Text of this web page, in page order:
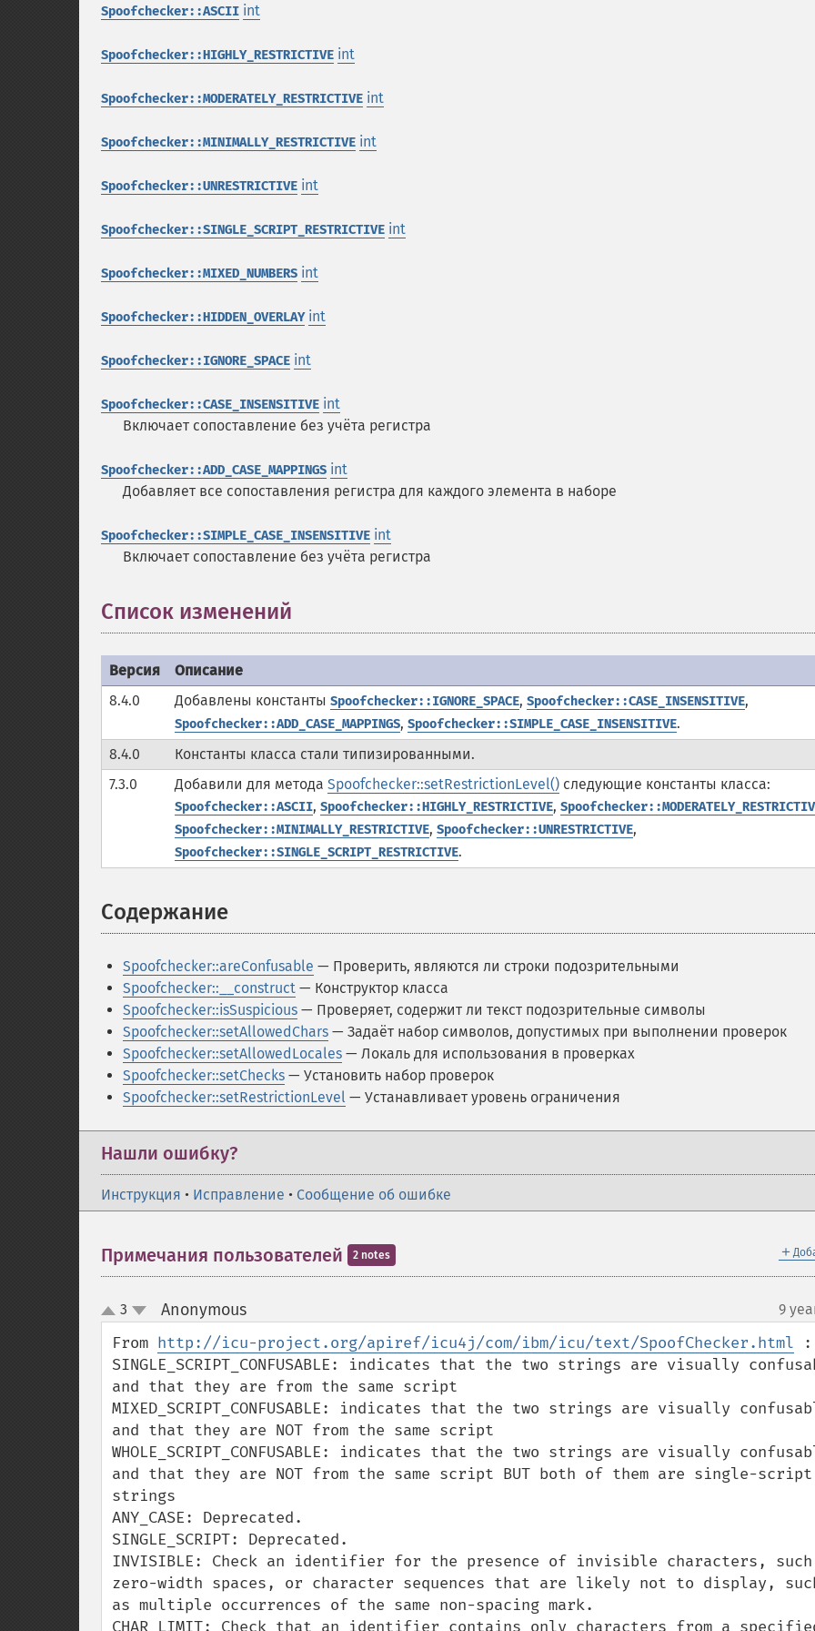
Spoofchecker::ASCII int
Spoofchecker::HIGHLY_RESTRICTIVE int
Spoofchecker::MODERATELY_RESTRICTIVE int
Spoofchecker::MINIMALLY_RESTRICTIVE int
Spoofchecker::UNRESTRICTIVE int
Spoofchecker::SINGLE_SCRIPT_RESTRICTIVE int
Spoofchecker::MIXED_NUMBERS int
Spoofchecker::HIDDEN_OVERLAY int
Spoofchecker::IGNORE_SPACE int
Spoofchecker::CASE_INSENSITIVE int
Включает сопоставление без учёта регистра
Spoofchecker::ADD_CASE_MAPPINGS int
Добавляет все сопоставления регистра для каждого элемента в наборе
Spoofchecker::SIMPLE_CASE_INSENSITIVE int
Включает сопоставление без учёта регистра
Список изменений
Версия
Описание
8.4.0
Добавлены константы Spoofchecker::IGNORE_SPACE, Spoofchecker::CASE_INSENSITIVE,
Spoofchecker::ADD_CASE_MAPPINGS, Spoofchecker::SIMPLE_CASE_INSENSITIVE.
8.4.0
Константы класса стали типизированными.
7.3.0
Добавили для метода Spoofchecker::setRestrictionLevel() следующие константы класса:
Spoofchecker::ASCII, Spoofchecker::HIGHLY_RESTRICTIVE,
Spoofchecker::MINIMALLY_RESTRICTIVE, Spoofchecker::UNRESTRICTIVE,
Spoofchecker::SINGLE_SCRIPT_RESTRICTIVE.
Содержание
Spoofchecker::areConfusable — Проверить, являются ли строки подозрительными
Spoofchecker::__construct — Конструктор класса
Spoofchecker::isSuspicious — Проверяет, содержит ли текст подозрительные символы
Spoofchecker::setAllowedChars — Задаёт набор символов, допустимых при выполнении проверок
Spoofchecker::setAllowedLocales — Локаль для использования в проверках
Spoofchecker::setChecks — Установить набор проверок
Spoofchecker::setRestrictionLevel — Устанавливает уровень ограничения
Нашли ошибку?
Инструкция • Исправление • Сообщение об ошибке
＋
Примечания пользователей 2 notes
up
down
3 Anonymous¶ 9
From http://icu-project.org/apiref/icu4j/com/ibm/icu/text/SpoofChecker.html :
SINGLE_SCRIPT_CONFUSABLE: indicates that the two strings are visually
and that they are from the same script
MIXED_SCRIPT_CONFUSABLE: indicates that the two strings are visually
and that they are NOT from the same script
WHOLE_SCRIPT_CONFUSABLE: indicates that the two strings are visually
and that they are NOT from the same script BUT both of them are single-script
strings
ANY_CASE: Deprecated.
SINGLE_SCRIPT: Deprecated.
INVISIBLE: Check an identifier for the presence of invisible characters,
zero-width spaces, or character sequences that are likely not to display,
as multiple occurrences of the same non-spacing mark.
CHAR_LIMIT: Check that an identifier contains only characters from a